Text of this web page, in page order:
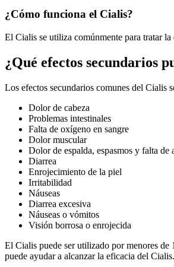
¿Cómo funciona el Cialis?
El Cialis se utiliza comúnmente para tratar
¿Qué efectos secundarios
Los efectos secundarios comunes del Cialis
Dolor de cabeza
Problemas intestinales
Falta de oxígeno en sangre
Dolor muscular
Dolor de espalda, espasmos y falta de
Diarrea
Enrojecimiento de la piel
Irritabilidad
Náuseas
Diarrea excesiva
Náuseas o vómitos
Visión borrosa o enrojecida
El Cialis puede ser utilizado por menores de
puede ayudar a alcanzar la eficacia del Cialis.